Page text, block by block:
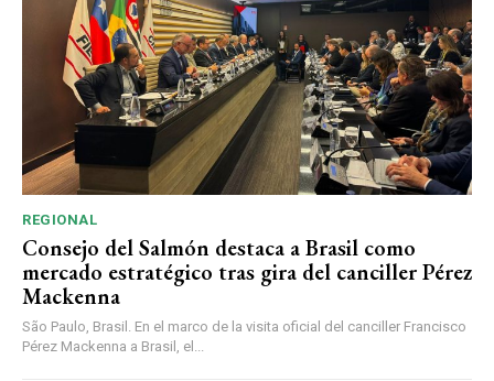
REGIONAL
Consejo del Salmón destaca a Brasil como
mercado estratégico tras gira del canciller Pérez
Mackenna
São Paulo, Brasil. En el marco de la visita oficial del canciller Francisco
Pérez Mackenna a Brasil, el...